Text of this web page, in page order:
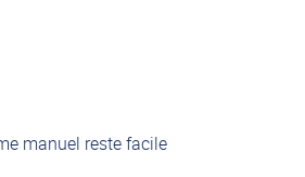
manuel reste facile